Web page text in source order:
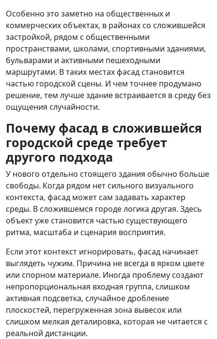
Особенно это заметно на общественных и
коммерческих объектах, в районах со сложившейся
застройкой, рядом с общественными
пространствами, школами, спортивными зданиями,
бульварами и активными пешеходными
маршрутами. В таких местах фасад становится
частью городской сцены. И чем точнее продумано
решение, тем лучше здание встраивается в среду без
ощущения случайности.
Почему фасад в сложившейся
городской среде требует
другого подхода
У нового отдельно стоящего здания обычно больше
свободы. Когда рядом нет сильного визуального
контекста, фасад может сам задавать характер
среды. В сложившемся городе логика другая. Здесь
объект уже становится частью существующего
ритма, масштаба и сценария восприятия.
Если этот контекст игнорировать, фасад начинает
выглядеть чужим. Причина не всегда в ярком цвете
или спорном материале. Иногда проблему создают
непропорциональная входная группа, слишком
активная подсветка, случайное дробление
плоскостей, перегруженная зона вывесок или
слишком мелкая деталировка, которая не читается с
реальной дистанции.